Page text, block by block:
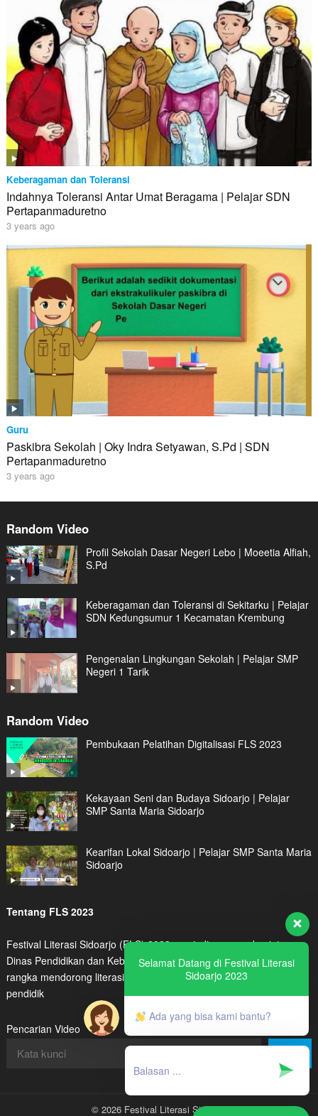
Keberagaman dan Toleransi
Indahnya Toleransi Antar Umat Beragama | Pelajar SDN
Pertapanmaduretno
3 years ago
Guru
Paskibra Sekolah | Oky Indra Setyawan, S.Pd | SDN
Pertapanmaduretno
3 years ago
Random Video
Profil Sekolah Dasar Negeri Lebo | Moeetia Alfiah,
S.Pd
Keberagaman dan Toleransi di Sekitarku | Pelajar
SDN Kedungsumur 1 Kecamatan Krembung
Pengenalan Lingkungan Sekolah | Pelajar SMP
Negeri 1 Tarik
Random Video
Pembukaan Pelatihan Digitalisasi FLS 2023
Kekayaan Seni dan Budaya Sidoarjo | Pelajar
SMP Santa Maria Sidoarjo
Kearifan Lokal Sidoarjo | Pelajar SMP Santa Maria
Sidoarjo
Tentang FLS 2023
Festival Literasi Sidoarjo (FLS) 2023 menjadi program kegiatan
Dinas Pendidikan dan Kebudayaan Kabupaten Sidoarjo dalam
rangka mendorong literasi digital peserta didik maupun tenaga
pendidik
Pencarian Video
© 2026 Festival Literasi Sidoarjo
Selamat Datang di Festival Literasi
Sidoarjo 2023
Ada yang bisa kami bantu?